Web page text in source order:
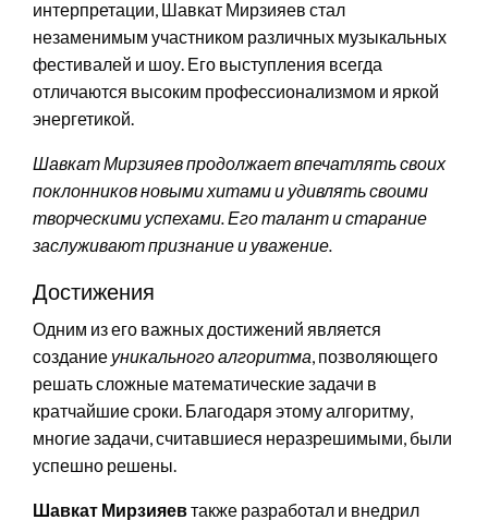
интерпретации, Шавкат Мирзияев стал
незаменимым участником различных музыкальных
фестивалей и шоу. Его выступления всегда
отличаются высоким профессионализмом и яркой
энергетикой.
Шавкат Мирзияев продолжает впечатлять своих
поклонников новыми хитами и удивлять своими
творческими успехами. Его талант и старание
заслуживают признание и уважение.
Достижения
Одним из его важных достижений является
создание уникального алгоритма, позволяющего
решать сложные математические задачи в
кратчайшие сроки. Благодаря этому алгоритму,
многие задачи, считавшиеся неразрешимыми, были
успешно решены.
Шавкат Мирзияевтакже разработал и внедрил